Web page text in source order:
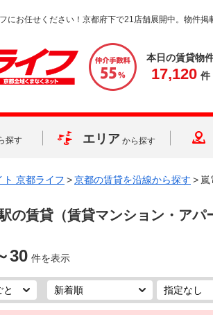
にお任せください！京都府下で21店舗展開中。物件掲
本日の賃貸物
17,120 件
探す エリア から探す
ト 京都ライフ >京都の賃貸を沿線から探す > 嵐
の賃貸（賃貸マンション・アパ
30 件を表示